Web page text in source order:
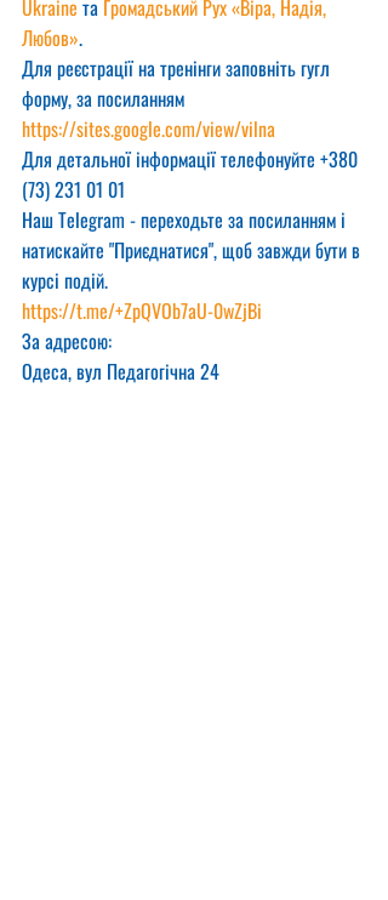
Ukraine та Громадський Рух «Віра, Надія,
Любов».
Для реєстрації на тренінги заповніть гугл
форму, за посиланням
https://sites.google.com/view/vilna
Для детальної інформації телефонуйте +380
(73) 231 01 01
Наш Telegram - переходьте за посиланням і
натискайте "Приєднатися", щоб завжди бути в
курсі подій.
https://t.me/+ZpQVOb7aU-0wZjBi
За адресою:
Одеса, вул Педагогічна 24